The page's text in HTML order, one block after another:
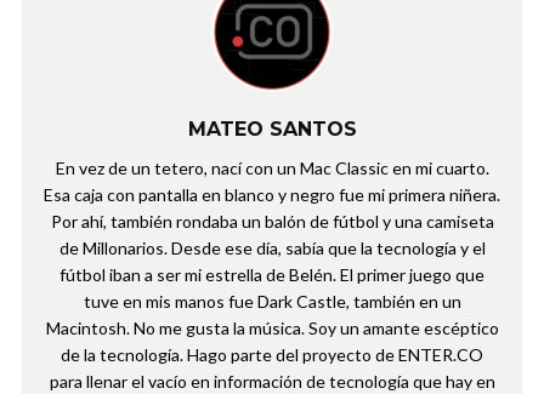
MATEO SANTOS
En vez de un tetero, nací con un Mac Classic en mi cuarto.
Esa caja con pantalla en blanco y negro fue mi primera niñera.
Por ahí, también rondaba un balón de fútbol y una camiseta
de Millonarios. Desde ese día, sabía que la tecnología y el
fútbol iban a ser mi estrella de Belén. El primer juego que
tuve en mis manos fue Dark Castle, también en un
Macintosh. No me gusta la música. Soy un amante escéptico
de la tecnología. Hago parte del proyecto de ENTER.CO
para llenar el vacío en información de tecnología que hay en